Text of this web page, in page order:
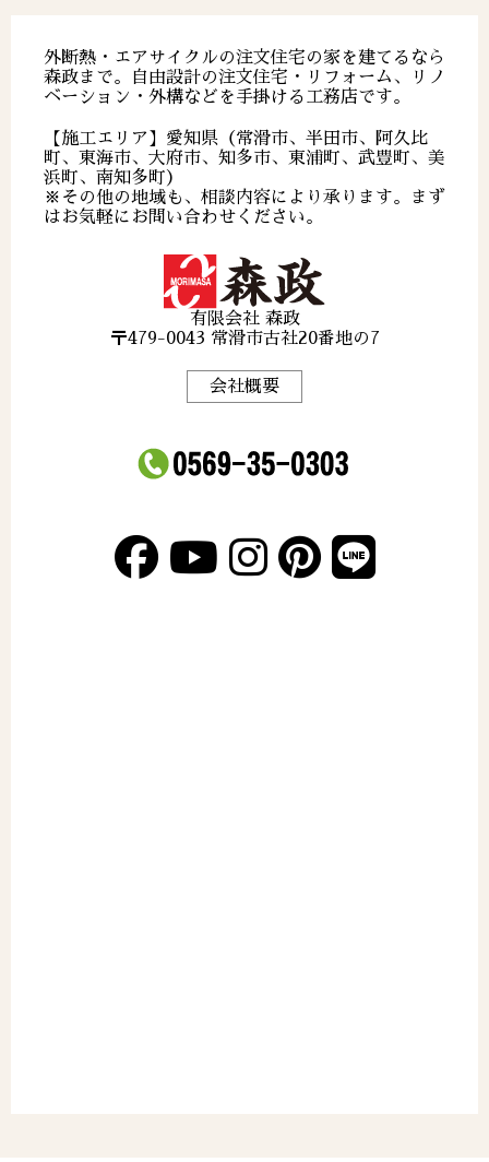
外断熱・エアサイクルの注文住宅の家を建てるなら
森政まで。自由設計の注文住宅・リフォーム、リノ
ベーション・外構などを手掛ける工務店です。
【施工エリア】愛知県（常滑市、半田市、阿久比
町、東海市、大府市、知多市、東浦町、武豊町、美
浜町、南知多町）
※その他の地域も、相談内容により承ります。まず
はお気軽にお問い合わせください。
有限会社 森政
〒479-0043 常滑市古社20番地の7
会社概要